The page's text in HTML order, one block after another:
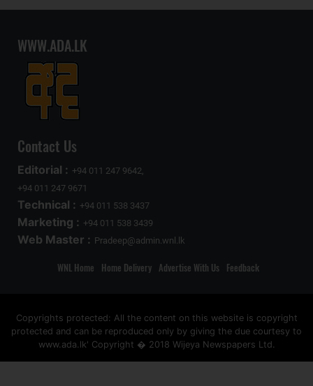
WWW.ADA.LK
Contact Us
Editorial : +94 011 247 9642,
+94 011 247 9671
Technical : +94 011 538 3437
Marketing : +94 011 538 3439
Web Master : Pradeep@admin.wnl.lk
WNL Home Home Delivery Advertise With Us Feedback
Copyrights protected: All the content on this website is copyright
protected and can be reproduced only by giving the due courtesy to
www.ada.lk' Copyright � 2018 Wijeya Newspapers Ltd.